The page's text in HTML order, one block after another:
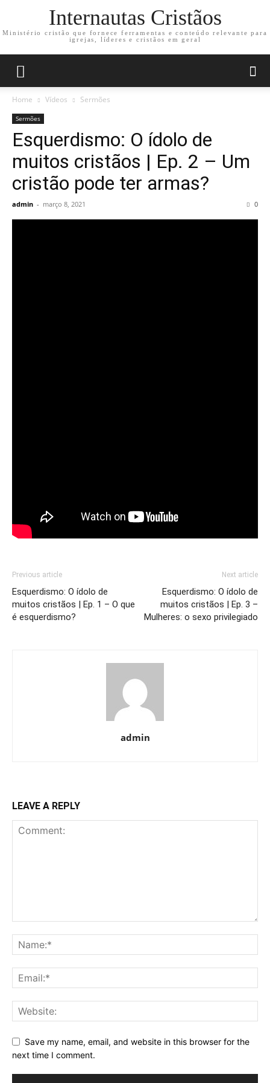
Internautas Cristãos
Ministério cristão que fornece ferramentas e conteúdo relevante para
igrejas, líderes e cristãos em geral
Home Vídeos Sermões
Sermões
Esquerdismo: O ídolo de
muitos cristãos | Ep. 2 – Um
cristão pode ter armas?
admin - março 8, 2021 0
Previous article
Esquerdismo: O ídolo de
muitos cristãos | Ep. 1 – O que
é esquerdismo?
Next article
Esquerdismo: O ídolo de
muitos cristãos | Ep. 3 –
Mulheres: o sexo privilegiado
admin
LEAVE A REPLY
Save my name, email, and website in this browser for the
next time I comment.